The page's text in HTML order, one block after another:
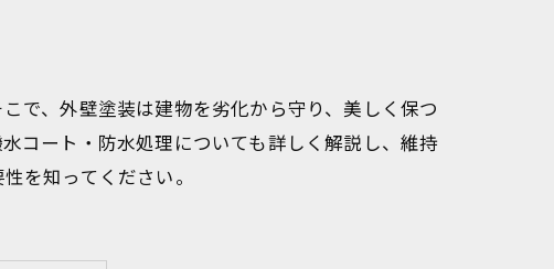
で、外壁塗装は建物を劣化から守り、美しく保つ
コート・防水処理についても詳しく解説し、維持
を知ってください。